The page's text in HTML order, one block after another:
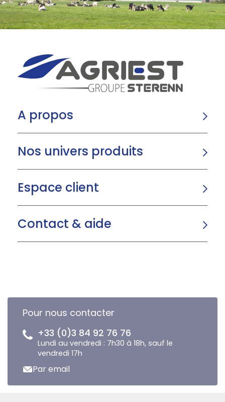
A propos
Nos univers produits
Espace client
Contact & aide
Pour nous contacter
+33 (0)3 84 92 76 76
Lundi au vendredi : 7h30 à 18h, sauf le
vendredi 17h
Par email